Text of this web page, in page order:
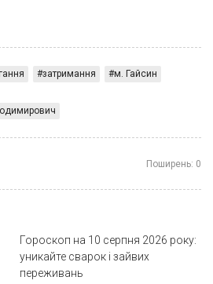
затримання м. Гайсин
Поширень: 0
Гороскоп на 10 серпня 2026 року:
уникайте сварок і зайвих
переживань